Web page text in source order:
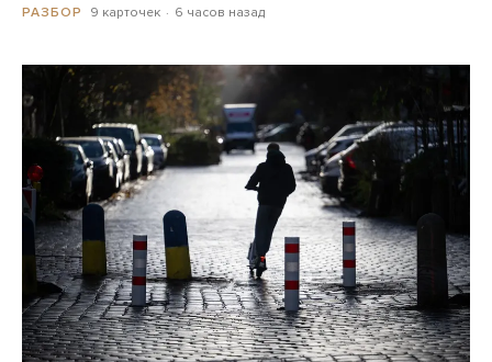
РАЗБОР 9 карточек 6 часов назад